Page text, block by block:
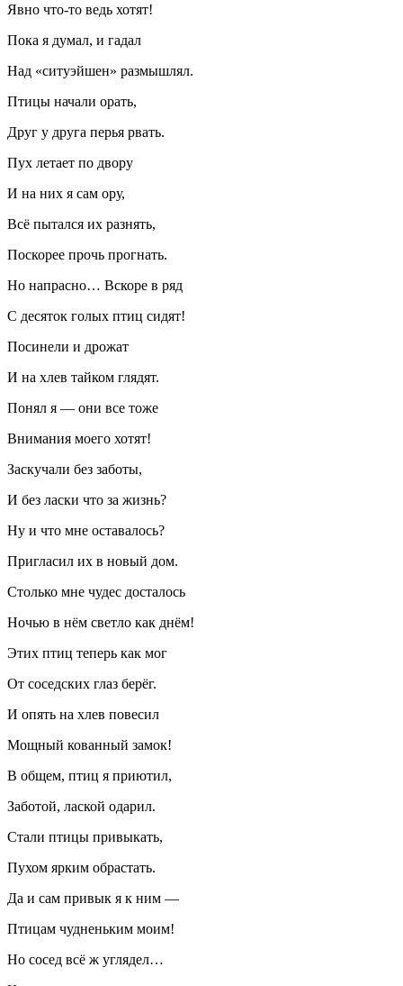
Явно что-то ведь хотят!
Пока я думал, и гадал
Над «ситуэйшен» размышлял.
Птицы начали орать,
Друг у друга перья рвать.
Пух летает по двору
И на них я сам ору,
Всё пытался их разнять,
Поскорее прочь прогнать.
Но напрасно… Вскоре в ряд
С десяток голых птиц сидят!
Посинели и дрожат
И на хлев тайком глядят.
Понял я — они все тоже
Внимания моего хотят!
Заскучали без заботы,
И без ласки что за жизнь?
Ну и что мне оставалось?
Пригласил их в новый дом.
Столько мне чудес досталось
Ночью в нём светло как днём!
Этих птиц теперь как мог
От соседских глаз берёг.
И опять на хлев повесил
Мощный кованный замок!
В общем, птиц я приютил,
Заботой, лаской одарил.
Стали птицы привыкать,
Пухом ярким обрастать.
Да и сам привык я к ним —
Птицам чудненьким моим!
Но сосед всё ж углядел…